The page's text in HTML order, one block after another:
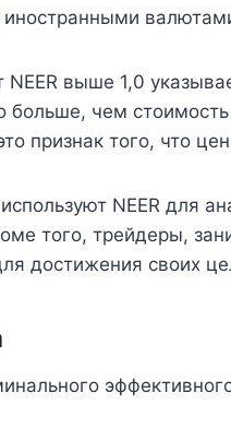
иностранными
NEER выше 1,0
больше, чем
признак того, что
NEER для
того, трейдеры,
достижения своих